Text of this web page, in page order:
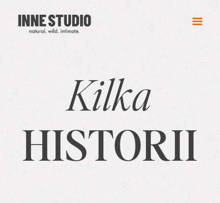
FOTOGRAFII ŚLUBNEJ
Kilka
HISTORII